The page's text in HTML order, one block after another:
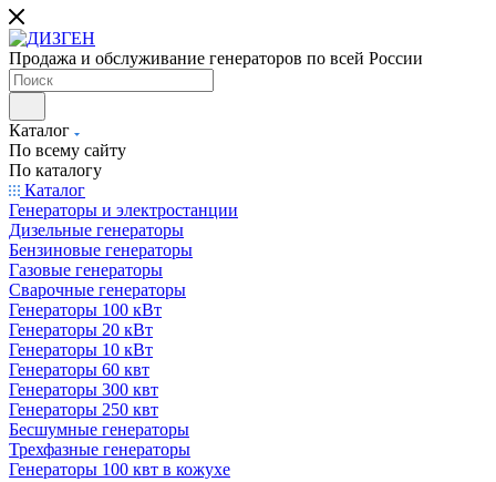
Продажа и обслуживание генераторов по всей России
Каталог
По всему сайту
По каталогу
Каталог
Генераторы и электростанции
Дизельные генераторы
Бензиновые генераторы
Газовые генераторы
Сварочные генераторы
Генераторы 100 кВт
Генераторы 20 кВт
Генераторы 10 кВт
Генераторы 60 квт
Генераторы 300 квт
Генераторы 250 квт
Бесшумные генераторы
Трехфазные генераторы
Генераторы 100 квт в кожухе